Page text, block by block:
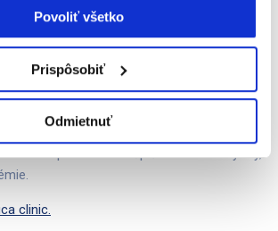
Povoliť všetko
Prispôsobiť
Odmietnuť
interná klinika špecializovaná na
na črevný
patria medzi špičku v oblasti výživy,
clinic.